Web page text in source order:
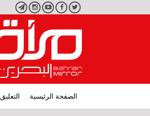
تويتر فيسبوكيوتيوبانستجرامتليجرام
الصفحة الرئيسية